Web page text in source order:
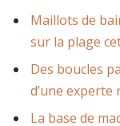
Maillots de
sur la plage
Des boucles
d’une experte
La base de